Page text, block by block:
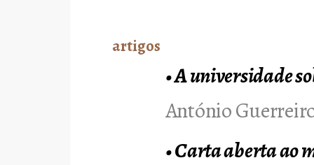
artigos
•A universidade
António
•Carta aberta ao